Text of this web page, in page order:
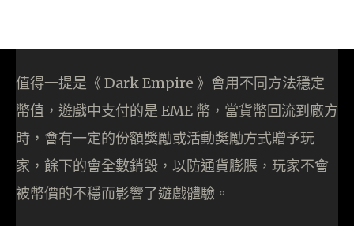
值得一提是《 Dark Empire 》會用不同方法穩定
幣值，遊戲中支付的是 EME 幣，當貨幣回流到廠方
時，會有一定的份額獎勵或活動奬勵方式贈予玩
家，餘下的會全數銷毀，以防通貨膨脹，玩家不會
被幣價的不穩而影響了遊戲體驗。